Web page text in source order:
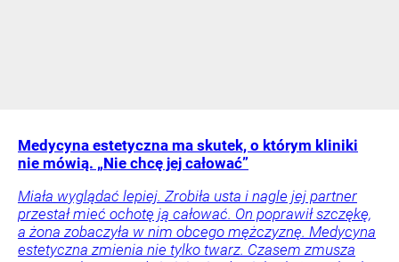
Medycyna estetyczna ma skutek, o którym kliniki
nie mówią. „Nie chcę jej całować”
Miała wyglądać lepiej. Zrobiła usta i nagle jej partner
przestał mieć ochotę ją całować. On poprawił szczękę,
a żona zobaczyła w nim obcego mężczyznę. Medycyna
estetyczna zmienia nie tylko twarz. Czasem zmusza